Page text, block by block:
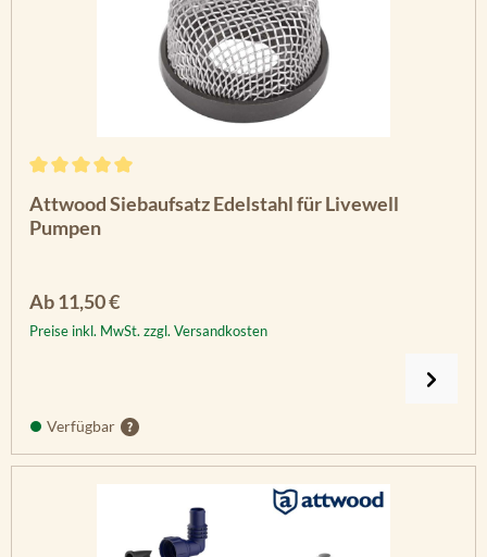
Attwood Siebaufsatz Edelstahl für Livewell
Pumpen
Regulärer Preis:
Ab11,50 €
Preise inkl. MwSt. zzgl. Versandkosten
Verfügbar